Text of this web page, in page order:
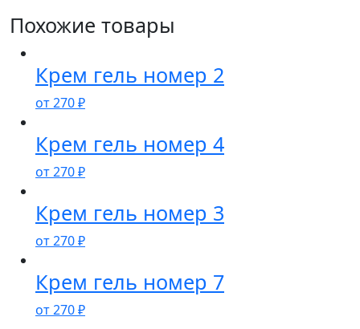
Похожие товары
Крем гель номер 2
от270₽
Крем гель номер 4
от270₽
Крем гель номер 3
от270₽
Крем гель номер 7
от270₽